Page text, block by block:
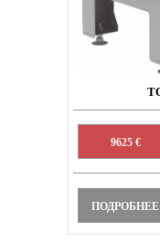
9625 €
ПОДРОБНЕЕ